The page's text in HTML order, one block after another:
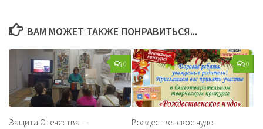
ВАМ МОЖЕТ ТАКЖЕ ПОНРАВИТЬСЯ...
0
Защита Отечества —
0
Рождественское чудо